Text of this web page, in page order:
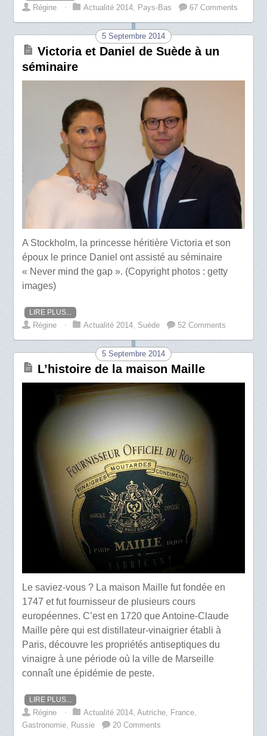
Régine ⋅ Actualité 2014, Pays-Bas 67 Comments
5 Septembre 2014
Victoria et Daniel de Suède à un
séminaire
A Stockholm, la princesse héritière Victoria et son
époux le prince Daniel ont assisté au séminaire
« Never mind the gap ». (Copyright photos : getty
images)
LIRE PLUS...
Régine ⋅ Actualité 2014 Suède 52 Comments
5 Septembre 2014
L’histoire de la maison Maille
Le saviez-vous ? La maison Maille fut fondée en
1747 et fut fournisseur de plusieurs cours
européennes. C’est en 1720 que Antoine-Claude
Maille père qui est distillateur-vinaigrier établi à
Paris, découvre les propriétés antiseptiques du
vinaigre à une période où la ville de Marseille
connaît une épidémie de peste.
LIRE PLUS...
Régine ⋅ Actualité 2014,Autriche, France,
Gastronomie, Russie 20 Comments